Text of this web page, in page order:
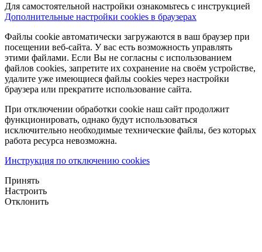
Для самостоятельной настройки ознакомьтесь с инструкцией
Дополнительные настройки cookies в браузерах
Файлы cookie автоматически загружаются в ваш браузер при
посещении веб-сайта. У вас есть возможность управлять
этими файлами. Если Вы не согласны с использованием
файлов cookies, запретите их сохранение на своём устройстве,
удалите уже имеющиеся файлы cookies через настройки
браузера или прекратите использование сайта.
При отключении обработки cookie наш сайт продолжит
функционировать, однако будут использоваться
исключительно необходимые технические файлы, без которых
работа ресурса невозможна.
Инструкция по отключению cookies
Принять
Настроить
Отклонить